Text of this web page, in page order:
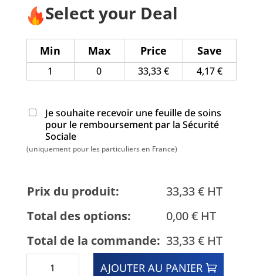
Select your Deal
Min Max Price Save
1 0 33,33€ 4,17€
Je souhaite recevoir une feuille de soins
pour le remboursement par la Sécurité
Sociale
(uniquement pour les particuliers en France)
Prix du produit:
33,33 € HT
Total des options:
0,00€HT
Total de la commande: 33,33 € HT
AJOUTER AU PANIER